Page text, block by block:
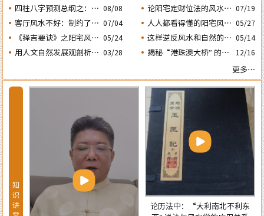
正确化解“门、主、灶”
的煞气
生子？四柱“红鸾、天
喜” 二星临年运是否就一
定能结婚生子？
四柱八字预测总纲之：生
成四柱八字的依据及日月
五星主政的各自特性……
08/08
论阳宅定财位法的风水依
据及怎样正确运用财位催
财
07/19
客厅风水不好：制约了家
庭运势及汕头经济发
07/04
人人都看得懂的阳宅风水
通用口诀
05/27
《择吉要诀》之阳宅风水
择日法
05/24
这样逆反风水和自然的室
内布局房子，千万不能
买！
05/14
用人文自然发展观剖析相 03/28
揭秘“港珠澳大桥” 的建
12/16
更多…
知
识
讲
论历法中：“大利南北不利东
老祖宗留下的阳宅风水口诀50
条-注解版，值得收藏！